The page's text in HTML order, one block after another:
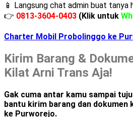
📱 Langsung chat admin buat tanya
👉 0813-3604-0403 (Klik untuk
Charter Mobil Probolinggo ke
Kirim Barang &
Kilat Arni Trans Aja!
Gak cuma antar kamu sampai
bantu kirim barang dan
ke Purworejo.